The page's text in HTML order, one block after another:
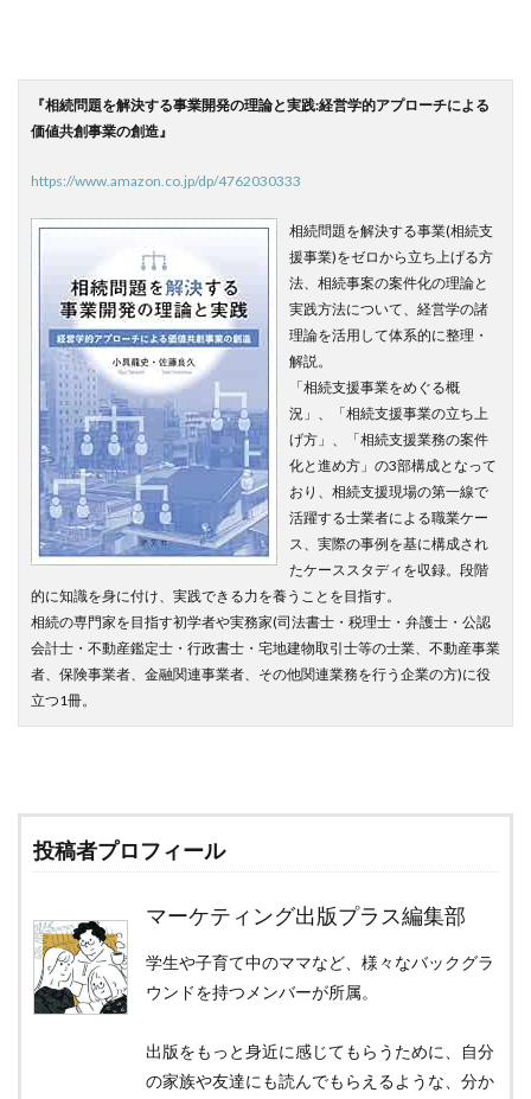
『相続問題を解決する事業開発の理論と実践:経営学的アプローチによる
価値共創事業の創造』
https://www.amazon.co.jp/dp/4762030333
相続問題を解決する事業(相続支
援事業)をゼロから立ち上げる方
法、相続事案の案件化の理論と
実践方法について、経営学の諸
理論を活用して体系的に整理・
解説。
「相続支援事業をめぐる概
況」、「相続支援事業の立ち上
げ方」、「相続支援業務の案件
化と進め方」の3部構成となって
おり、相続支援現場の第一線で
活躍する士業者による職業ケー
ス、実際の事例を基に構成され
たケーススタディを収録。段階
的に知識を身に付け、実践できる力を養うことを目指す。
相続の専門家を目指す初学者や実務家(司法書士・税理士・弁護士・公認
会計士・不動産鑑定士・行政書士・宅地建物取引士等の士業、不動産事業
者、保険事業者、金融関連事業者、その他関連業務を行う企業の方)に役
立つ1冊。
投稿者プロフィール
マーケティング出版プラス編集部
学生や子育て中のママなど、様々なバックグラ
ウンドを持つメンバーが所属。
出版をもっと身近に感じてもらうために、自分
の家族や友達にも読んでもらえるような、分か